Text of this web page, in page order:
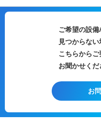
ご希望の設
見つからない
こちらからご
お聞かせくだ
お